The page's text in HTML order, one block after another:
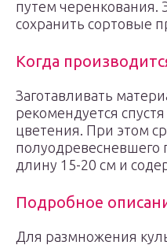
путем черенкования.
сохранить сортовые
Когда
Заготавливать
рекомендуется
цветения. При этом
полуодревесневшего
длину 15-20 см и
Подробное
Для размножения